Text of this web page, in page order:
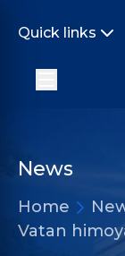
Quick links
News
Home
Vatan